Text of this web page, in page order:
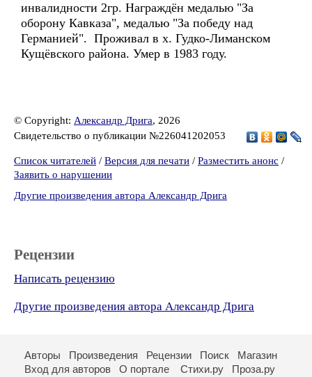
инвалидности 2гр. Награждён медалью "За
оборону Кавказа", медалью "За победу над
Германией". Проживал в х. Гудко-Лиманском
Кущёвского района. Умер в 1983 году.
© Copyright: Александр Дрига, 2026
Свидетельство о публикации №226041202053
Список читателей / Версия для печати / Разместить анонс /
Заявить о нарушении
Другие произведения автора Александр Дрига
Рецензии
Написать рецензию
Другие произведения автора Александр Дрига
Авторы Произведения Рецензии Поиск
Магазин
Вход для авторов
О портале Стихи.ру Проза.ру